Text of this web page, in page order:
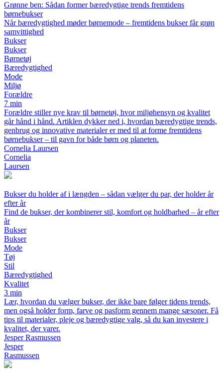
Grønne ben: Sådan former bæredygtige trends fremtidens
børnebukser
Når bæredygtighed møder børnemode – fremtidens bukser får grøn
samvittighed
Bukser
Bukser
Børnetøj
Bæredygtighed
Mode
Miljø
Forældre
7 min
Forældre stiller nye krav til børnetøj, hvor miljøhensyn og kvalitet
går hånd i hånd. Artiklen dykker ned i, hvordan bæredygtige trends,
genbrug og innovative materialer er med til at forme fremtidens
børnebukser – til gavn for både børn og planeten.
Cornelia Laursen
Cornelia
Laursen
Bukser du holder af i længden – sådan vælger du par, der holder år
efter år
Find de bukser, der kombinerer stil, komfort og holdbarhed – år efter
år
Bukser
Bukser
Mode
Tøj
Stil
Bæredygtighed
Kvalitet
3 min
Lær, hvordan du vælger bukser, der ikke bare følger tidens trends,
men også holder form, farve og pasform gennem mange sæsoner. Få
tips til materialer, pleje og bæredygtige valg, så du kan investere i
kvalitet, der varer.
Jesper Rasmussen
Jesper
Rasmussen